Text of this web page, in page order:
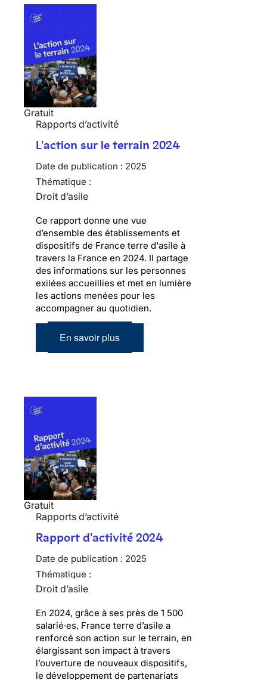
Gratuit
Rapports d’activité
L'action sur le terrain 2024
Date de publication : 2025
Thématique :
Droit d’asile
Ce rapport donne une vue
d’ensemble des établissements et
dispositifs de France terre d'asile à
travers la France en 2024. Il partage
des informations sur les personnes
exilées accueillies et met en lumière
les actions menées pour les
accompagner au quotidien.
En savoir plus
Gratuit
Rapports d’activité
Rapport d'activité 2024
Date de publication : 2025
Thématique :
Droit d’asile
En 2024, grâce à ses près de 1 500
salarié·es, France terre d’asile a
renforcé son action sur le terrain, en
élargissant son impact à travers
l’ouverture de nouveaux dispositifs,
le développement de partenariats